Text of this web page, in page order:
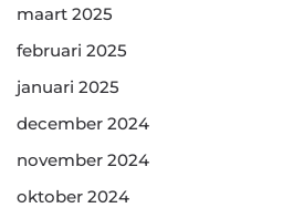
maart 2025
februari 2025
januari 2025
december 2024
november 2024
oktober 2024